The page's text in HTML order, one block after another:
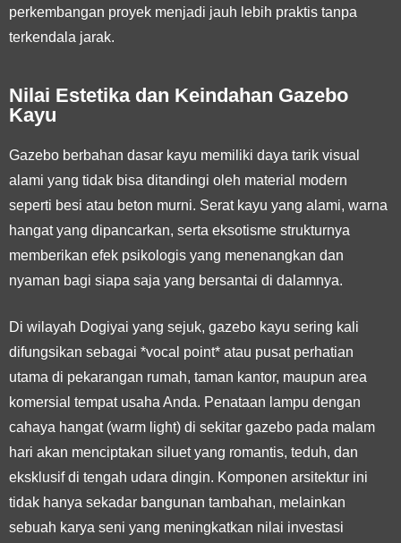
perkembangan proyek menjadi jauh lebih praktis tanpa
terkendala jarak.
Nilai Estetika dan Keindahan Gazebo
Kayu
Gazebo berbahan dasar kayu memiliki daya tarik visual
alami yang tidak bisa ditandingi oleh material modern
seperti besi atau beton murni. Serat kayu yang alami, warna
hangat yang dipancarkan, serta eksotisme strukturnya
memberikan efek psikologis yang menenangkan dan
nyaman bagi siapa saja yang bersantai di dalamnya.
Di wilayah Dogiyai yang sejuk, gazebo kayu sering kali
difungsikan sebagai *vocal point* atau pusat perhatian
utama di pekarangan rumah, taman kantor, maupun area
komersial tempat usaha Anda. Penataan lampu dengan
cahaya hangat (warm light) di sekitar gazebo pada malam
hari akan menciptakan siluet yang romantis, teduh, dan
eksklusif di tengah udara dingin. Komponen arsitektur ini
tidak hanya sekadar bangunan tambahan, melainkan
sebuah karya seni yang meningkatkan nilai investasi